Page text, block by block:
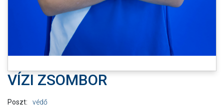
VÍZI ZSOMBOR
Poszt: védő